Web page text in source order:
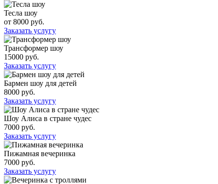
Тесла шоу
от 8000 руб.
Заказать услугу
Трансформер шоу
15000 руб.
Заказать услугу
Бармен шоу для детей
8000 руб.
Заказать услугу
Шоу Алиса в стране чудес
7000 руб.
Заказать услугу
Пижамная вечеринка
7000 руб.
Заказать услугу